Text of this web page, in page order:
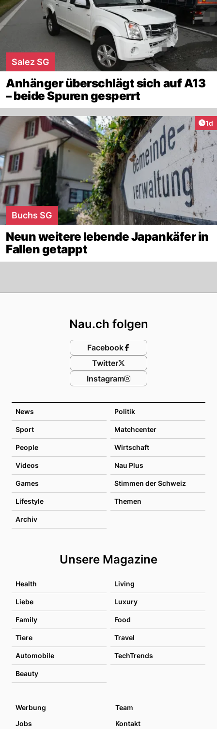
Salez SG
Anhänger überschlägt sich auf A13
– beide Spuren gesperrt
1d
Buchs SG
Neun weitere lebende Japankäfer in
Fallen getappt
News Politik
Sport Matchcenter
People Wirtschaft
Videos Nau Plus
Games Stimmen der Schweiz
Lifestyle Themen
Archiv
Unsere Magazine
Health Living
Liebe Luxury
Family Food
Tiere Travel
Automobile TechTrends
Beauty
Nau.ch folgen
Facebook
Twitter
Instagram
Werbung
Team
Jobs
Kontakt